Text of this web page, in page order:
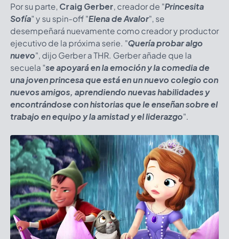
Por su parte, Craig Gerber, creador de "Princesita
Sofía" y su spin-off "Elena de Avalor", se
desempeñará nuevamente como creador y productor
ejecutivo de la próxima serie. "Quería probar algo
nuevo", dijo Gerber a THR. Gerber añade que la
secuela "se apoyará en la emoción y la comedia de
una joven princesa que está en un nuevo colegio con
nuevos amigos, aprendiendo nuevas habilidades y
encontrándose con historias que le enseñan sobre el
trabajo en equipo y la amistad y el liderazgo".